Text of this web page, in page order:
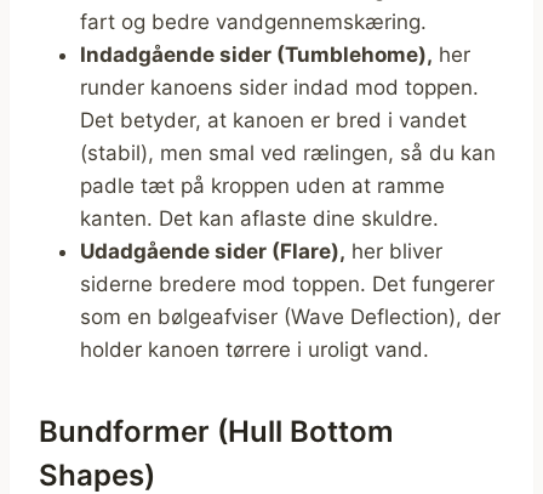
fart og bedre vandgennemskæring.
Indadgående sider (Tumblehome), her
runder kanoens sider indad mod toppen.
Det betyder, at kanoen er bred i vandet
(stabil), men smal ved rælingen, så du kan
padle tæt på kroppen uden at ramme
kanten. Det kan aflaste dine skuldre.
Udadgående sider (Flare), her bliver
siderne bredere mod toppen. Det fungerer
som en bølgeafviser (Wave Deflection), der
holder kanoen tørrere i uroligt vand.
Bundformer (Hull Bottom
Shapes)